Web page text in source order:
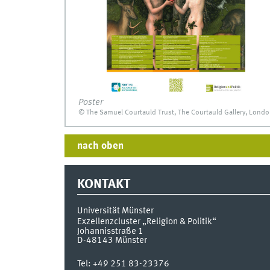
Poster
© The Samuel Courtauld Trust, The Courtauld Gallery,
nach oben
KONTAKT
Universität Münster
Exzellenzcluster „Religion & Politik“
Johannisstraße 1
D-48143 Münster
Tel: +49 251 83-23376